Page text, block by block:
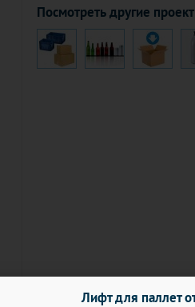
Посмотреть другие
Лифт для паллет